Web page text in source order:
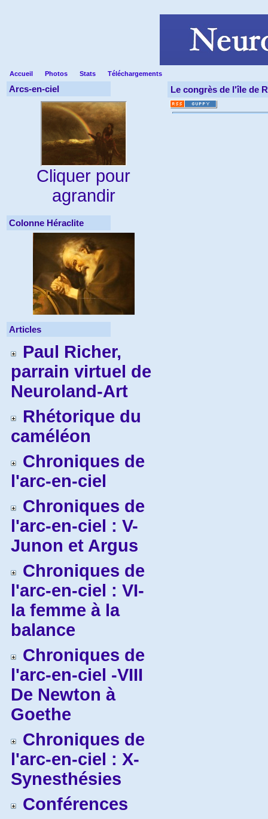
Accueil Photos Stats Téléchargements
Arcs-en-ciel
Cliquer pour
agrandir
Colonne Héraclite
Articles
Paul Richer,
parrain virtuel de
Neuroland-Art
Rhétorique du
caméléon
Chroniques de
l'arc-en-ciel
Chroniques de
l'arc-en-ciel : V-
Junon et Argus
Chroniques de
l'arc-en-ciel : VI-
la femme à la
balance
Chroniques de
l'arc-en-ciel -VIII
De Newton à
Goethe
Chroniques de
l'arc-en-ciel : X-
Synesthésies
Conférences
Le congrès de l'île de